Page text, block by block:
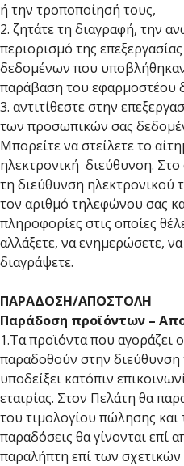
ή την τροποποίησή τους,
2. ζητάτε τη διαγραφή, την
περιορισμό της
δεδομένων που υποβλήθηκαν
παράβαση του εφαρμοστέου
3. αντιτίθεστε στην
των προσωπικών σας
Μπορείτε να στείλετε το
ηλεκτρονική διεύθυνση.
τη διεύθυνση ηλεκτρονικού
τον αριθμό τηλεφώνου σας
πληροφορίες στις οποίες
αλλάξετε, να ενημερώσετε,
διαγράψετε.
ΠΑΡΑΔΟΣΗ/ΑΠΟΣΤΟΛΗ
Παράδοση προϊόντων –
1.Τα προϊόντα που αγοράζει
παραδοθούν στην διεύθυνση
υποδείξει κατόπιν
εταιρίας. Στον Πελάτη θα
του τιμολογίου πώλησης
παραδόσεις θα γίνονται επί
παραλήπτη επί των